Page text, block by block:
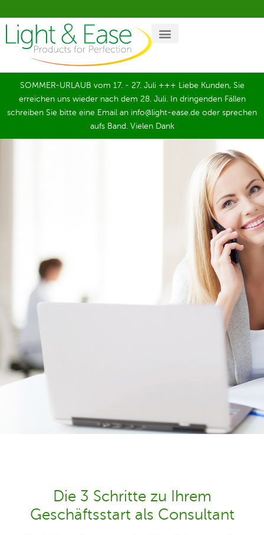
SOMMER-URLAUB vom 17. - 27. Juli +++ Liebe Kunden, Sie
erreichen uns wieder nach dem 28. Juli. In dringenden Fällen
schreiben Sie bitte eine Email an info@light-ease.de oder sprechen
aufs Band. Vielen Dank
Die 3 Schritte zu Ihrem
Geschäftsstart als Consultant